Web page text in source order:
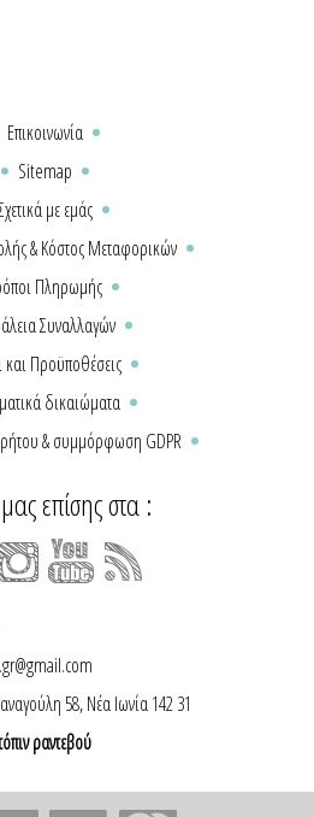
Επικοινωνία
Sitemap
με εμάς
& Κόστος Μεταφορικών
Πληρωμής
Συναλλαγών
Προϋποθέσεις
δικαιώματα
& συμμόρφωση GDPR
επίσης στα :
58, Νέα Ιωνία 142 31
ραντεβού